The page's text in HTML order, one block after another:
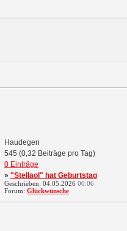
Haudegen
545 (0,32 Beiträge pro Tag)
0 Einträge
» "Stellaol" hat Geburtstag
Geschrieben: 04.05.2026 00:06
Forum: Glückwünsche